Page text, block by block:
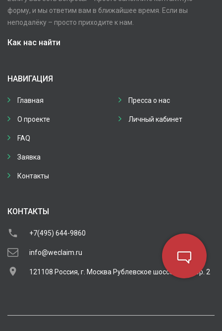
форму, и мы ответим вам в ближайшее время. Если вы
неподалёку – просто приходите к нам.
Как нас найти
НАВИГАЦИЯ
Главная
О проекте
FAQ
Заявка
Контакты
Пресса о нас
Личный кабинет
КОНТАКТЫ
+7(495) 644-9860
info@weclaim.ru
121108 Россия, г. Москва Рублевское шоссе д. 11 кор. 2